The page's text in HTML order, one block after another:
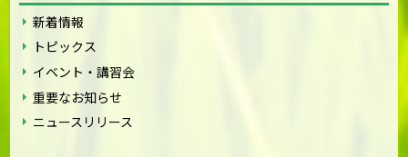
新着情報
トピックス
イベント・講習会
重要なお知らせ
ニュースリリース